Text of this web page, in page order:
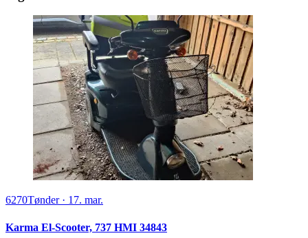
6270Tønder· 17. mar.
Karma El-Scooter, 737 HMI 34843